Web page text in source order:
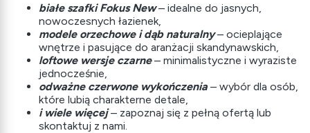
białe szafki Fokus New– idealne do jasnych,
nowoczesnych łazienek,
modele orzechowe i dąb naturalny– ocieplające
wnętrze i pasujące do aranżacji skandynawskich,
loftowe wersje czarne– minimalistyczne i wyraziste
jednocześnie,
odważne czerwone wykończenia – wybór dla osób,
które lubią charakterne detale,
i wiele więcej– zapoznaj się z pełną ofertą lub
skontaktuj z nami.